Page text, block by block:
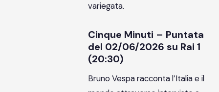
variegata.
Cinque Minuti – Puntata
del 02/06/2026 su Rai 1
(20:30)
Bruno Vespa racconta l’Italia e il